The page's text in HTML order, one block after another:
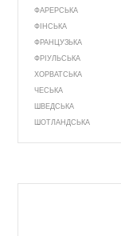
ФАРЕРСЬКА
ФІНСЬКА
ФРАНЦУЗЬКА
ФРІУЛЬСЬКА
ХОРВАТСЬКА
ЧЕСЬКА
ШВЕДСЬКА
ШОТЛАНДСЬКА